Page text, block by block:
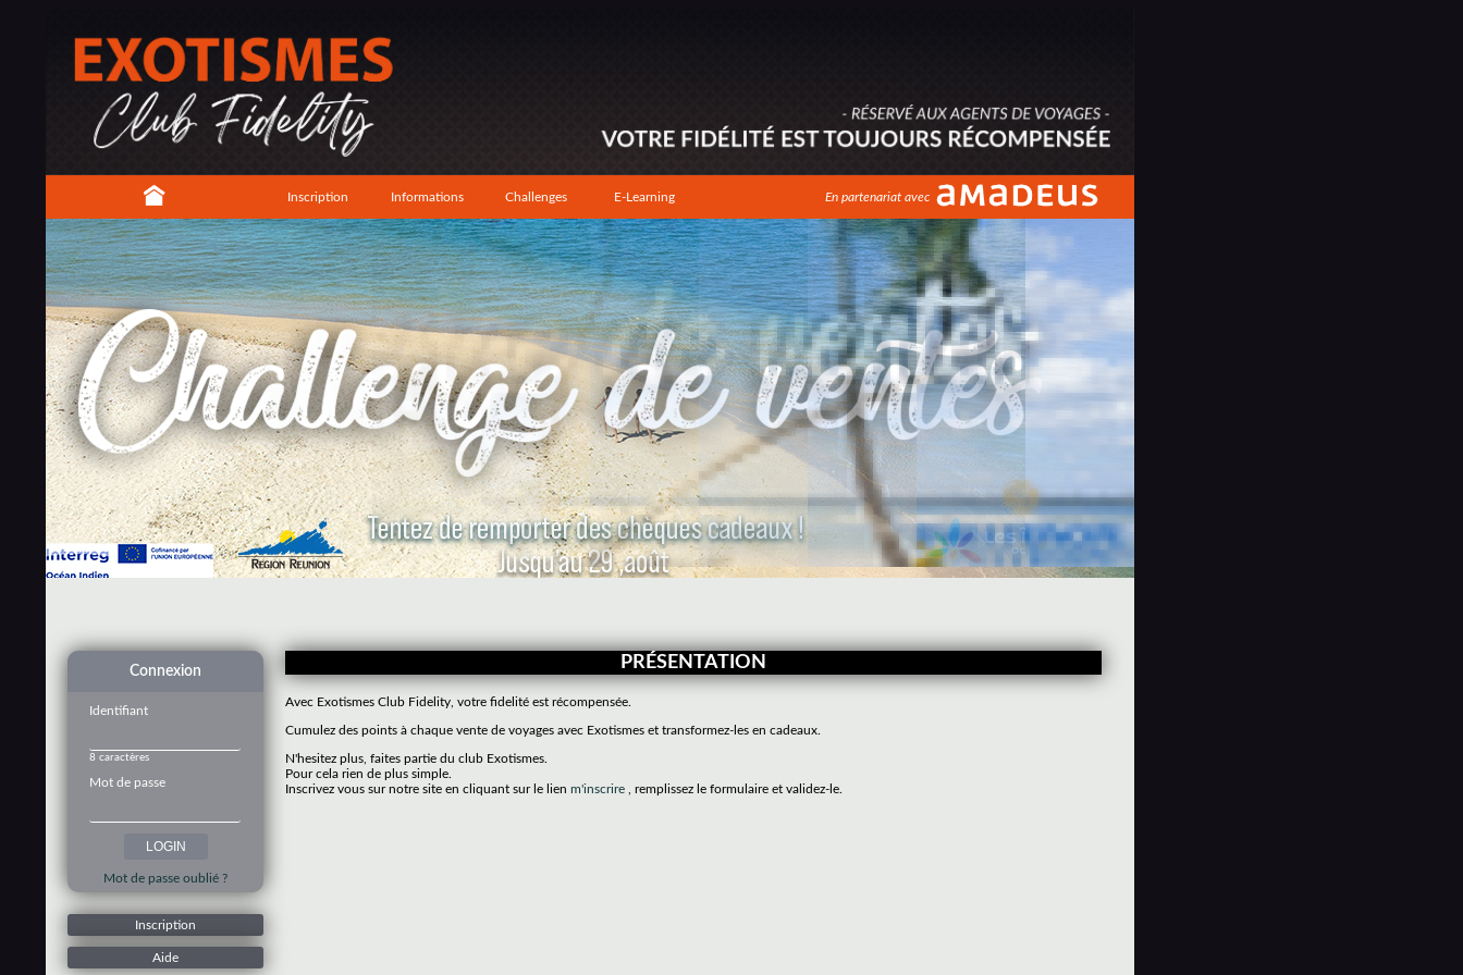
Inscription Informations Challenges E-Learning En partenariat avec
Connexion
Identifiant
8 caractères
Mot de passe
Mot de passe oublié ?
Inscription
Aide
PRÉSENTATION
Avec Exotismes Club Fidelity, votre fidelité est récompensée.
Cumulez des points à chaque vente de voyages avec Exotismes et transformez-les en cadeaux.
N'hesitez plus, faites partie du club Exotismes.
Pour cela rien de plus simple.
Inscrivez vous sur notre site en cliquant sur le lien m'inscrire , remplissez le formulaire et validez-le.